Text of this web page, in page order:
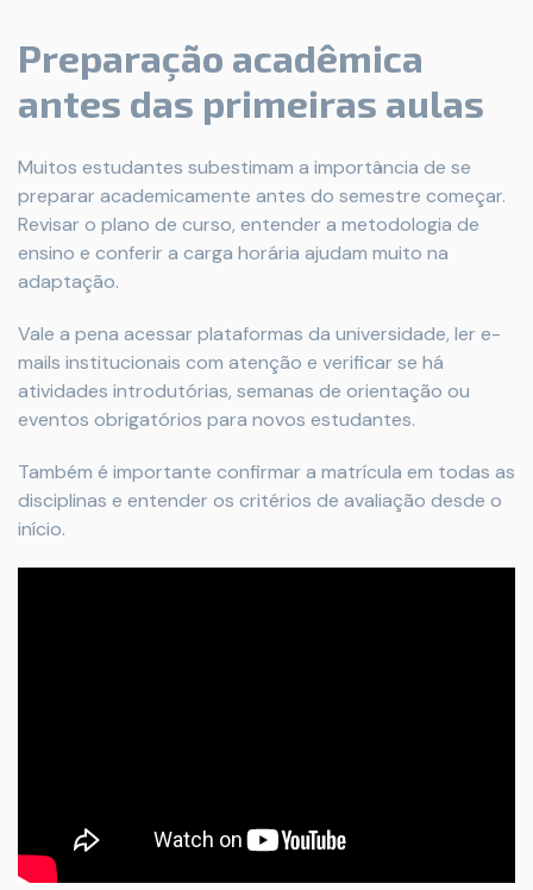
Preparação acadêmica
antes das primeiras aulas
Muitos estudantes subestimam a importância de se
preparar academicamente antes do semestre começar.
Revisar o plano de curso, entender a metodologia de
ensino e conferir a carga horária ajudam muito na
adaptação.
Vale a pena acessar plataformas da universidade, ler e-
mails institucionais com atenção e verificar se há
atividades introdutórias, semanas de orientação ou
eventos obrigatórios para novos estudantes.
Também é importante confirmar a matrícula em todas as
disciplinas e entender os critérios de avaliação desde o
início.